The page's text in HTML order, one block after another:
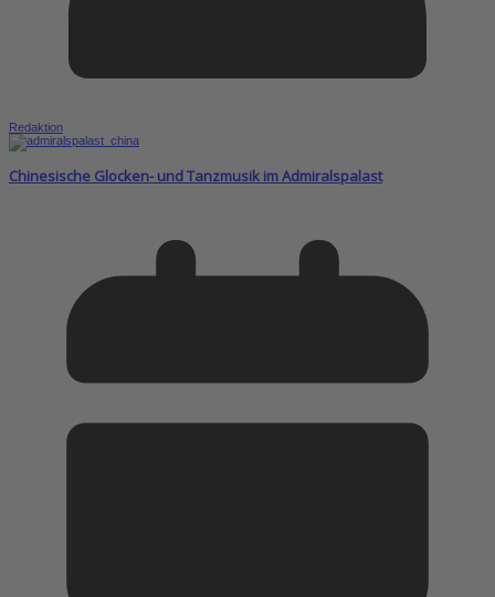
Redaktion
Chinesische Glocken- und Tanzmusik im Admiralspalast